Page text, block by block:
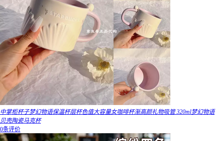
中掌柜杯子梦幻物语保温杯层杯色值大容量女咖啡杯渐高颜礼物吸管 320ml梦幻物语
贝壳陶瓷马克杯
0条评价